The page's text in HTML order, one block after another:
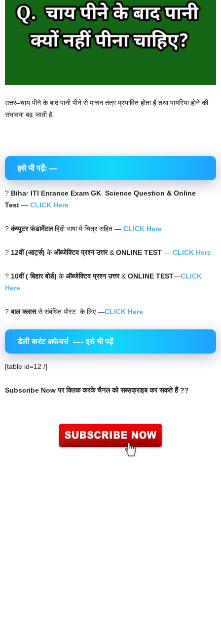
उत्तर–चाय पीने के बाद पानी पीने से पाचन तंत्र प्रभावित होता है तथा पायरिया होने की
संभावना बढ़ जाती है.
इसे भी पढ़ें: —
? Bihar ITI Enrance Exam GK Science Question & Online
Test — CLICK Here
?कंप्यूटर फंडामेंटलहिंदी भाषा में चित्र सहित — CLICK Here
? 12वीं (आर्ट्स) केऑब्जेक्टिव प्रश्न उत्तर&ONLINE TEST — CLICK Here
? 10वीं ( बिहार बोर्ड) केऑब्जेक्टिव प्रश्न उत्तर&ONLINE TEST—CLICK
Here
?बाल क्लाससे संबंधित पोस्ट के लिए —CLICK Here
डेली करंट अफेयर्स —- इसे भी पढ़ें
[table id=12 /]
Subscribe Now पर क्लिक करके चैनल को सब्सक्राइब कर सकते हैं ??